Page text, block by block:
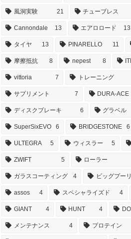
風洞実験 21 チューブレス
Cannondale 13 エアロロード 13
タイヤ 13 PINARELLO 11
摩擦抵抗 8 nepest 8
vittoria 7 トレーニング
サプリメント 7 DURA-ACE
ディスクブレーキ 6 グラベル
SuperSixEVO 6 BRIDGESTONE 6
ULTEGRA 5 ウィスラー 5
ZWIFT 5 ローラー
ガラスコーティング 4 ビッグプー
assos 4 スペシャライズド 4
GIANT 4 HUNT 4
メンテナンス 4 プロテイン